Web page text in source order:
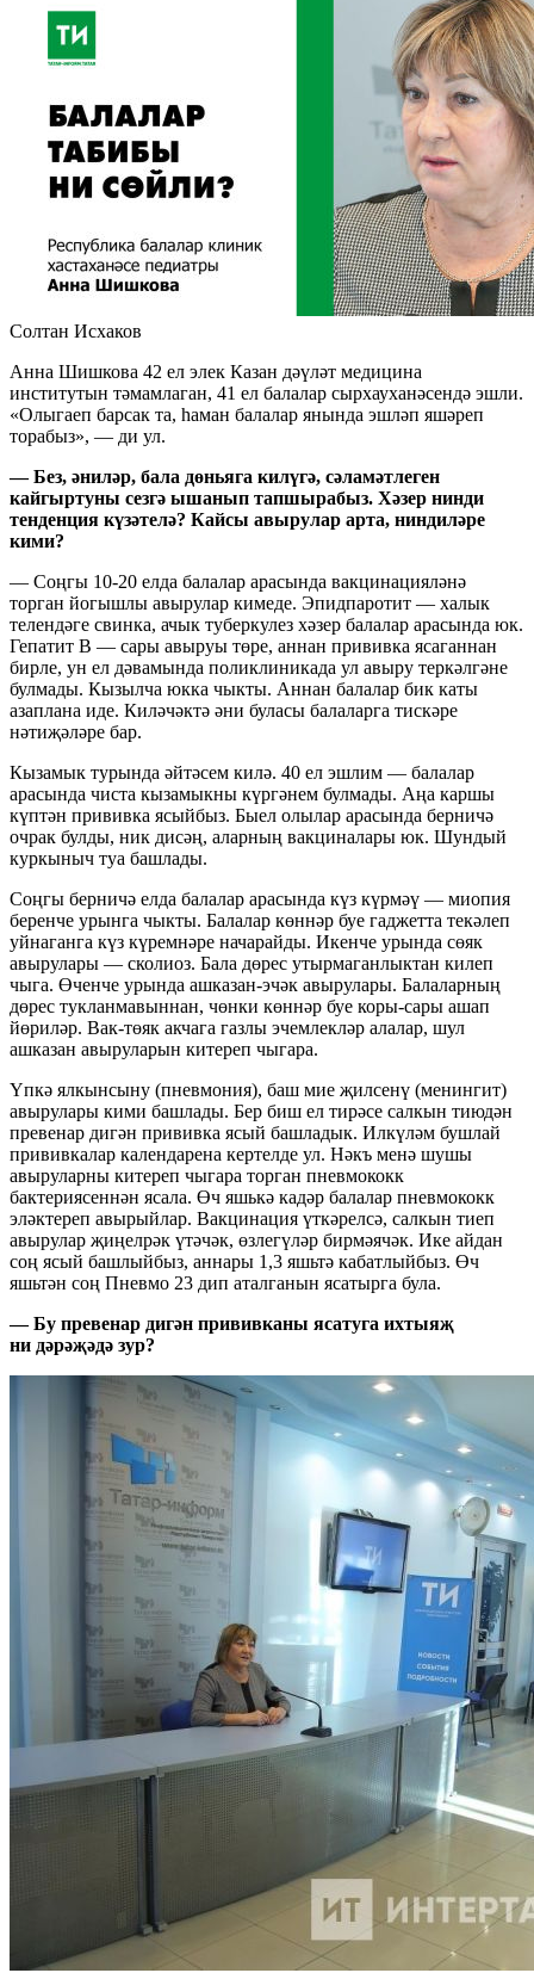
Солтан Исхаков
Анна Шишкова 42 ел элек Казан дәүләт медицина
институтын тәмамлаган, 41 ел балалар сырхауханәсендә эшли.
«Олыгаеп барсак та, һаман балалар янында эшләп яшәреп
торабыз», — ди ул.
— Без, әниләр, бала дөньяга килүгә, сәламәтлеген
кайгыртуны сезгә ышанып тапшырабыз. Хәзер нинди
тенденция күзәтелә? Кайсы авырулар арта, ниндиләре
кими?
— Соңгы 10-20 елда балалар арасында вакцинацияләнә
торган йогышлы авырулар кимеде. Эпидпаротит — халык
телендәге свинка, ачык туберкулез хәзер балалар арасында юк.
Гепатит В — сары авыруы төре, аннан прививка ясаганнан
бирле, ун ел дәвамында поликлиникада ул авыру теркәлгәне
булмады. Кызылча юкка чыкты. Аннан балалар бик каты
азаплана иде. Киләчәктә әни буласы балаларга тискәре
нәтиҗәләре бар.
Кызамык турында әйтәсем килә. 40 ел эшлим — балалар
арасында чиста кызамыкны күргәнем булмады. Аңа каршы
күптән прививка ясыйбыз. Быел олылар арасында берничә
очрак булды, ник дисәң, аларның вакциналары юк. Шундый
куркыныч туа башлады.
Соңгы берничә елда балалар арасында күз күрмәү — миопия
беренче урынга чыкты. Балалар көннәр буе гаджетта текәлеп
уйнаганга күз күремнәре начарайды. Икенче урында сөяк
авырулары — сколиоз. Бала дөрес утырмаганлыктан килеп
чыга. Өченче урында ашказан-эчәк авырулары. Балаларның
дөрес тукланмавыннан, чөнки көннәр буе коры-сары ашап
йөриләр. Вак-төяк акчага газлы эчемлекләр алалар, шул
ашказан авыруларын китереп чыгара.
Үпкә ялкынсыну (пневмония), баш мие җилсенү (менингит)
авырулары кими башлады. Бер биш ел тирәсе салкын тиюдән
превенар дигән прививка ясый башладык. Илкүләм бушлай
прививкалар календарена кертелде ул. Нәкъ менә шушы
авыруларны китереп чыгара торган пневмококк
бактериясеннән ясала. Өч яшькә кадәр балалар пневмококк
эләктереп авырыйлар. Вакцинация үткәрелсә, салкын тиеп
авырулар җиңелрәк үтәчәк, өзлегүләр бирмәячәк. Ике айдан
соң ясый башлыйбыз, аннары 1,3 яшьтә кабатлыйбыз. Өч
яшьтән соң Пневмо 23 дип аталганын ясатырга була.
— Бу превенар дигән прививканы ясатуга ихтыяҗ
ни дәрәҗәдә зур?